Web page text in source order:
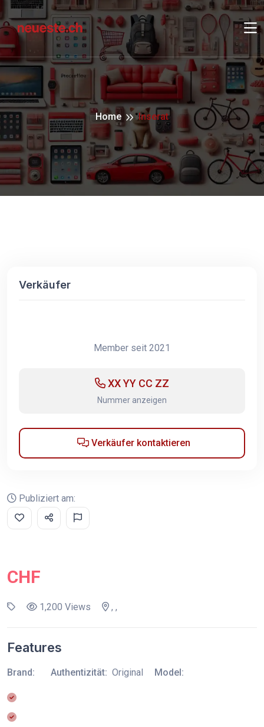
Home Inserat
Verkäufer
Member seit 2021
XX YY CC ZZ
Nummer anzeigen
Verkäufer kontaktieren
Publiziert am:
CHF
1,200 Views , ,
Features
Brand: Authentizität: Original Model: